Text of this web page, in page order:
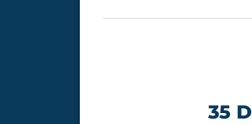
35